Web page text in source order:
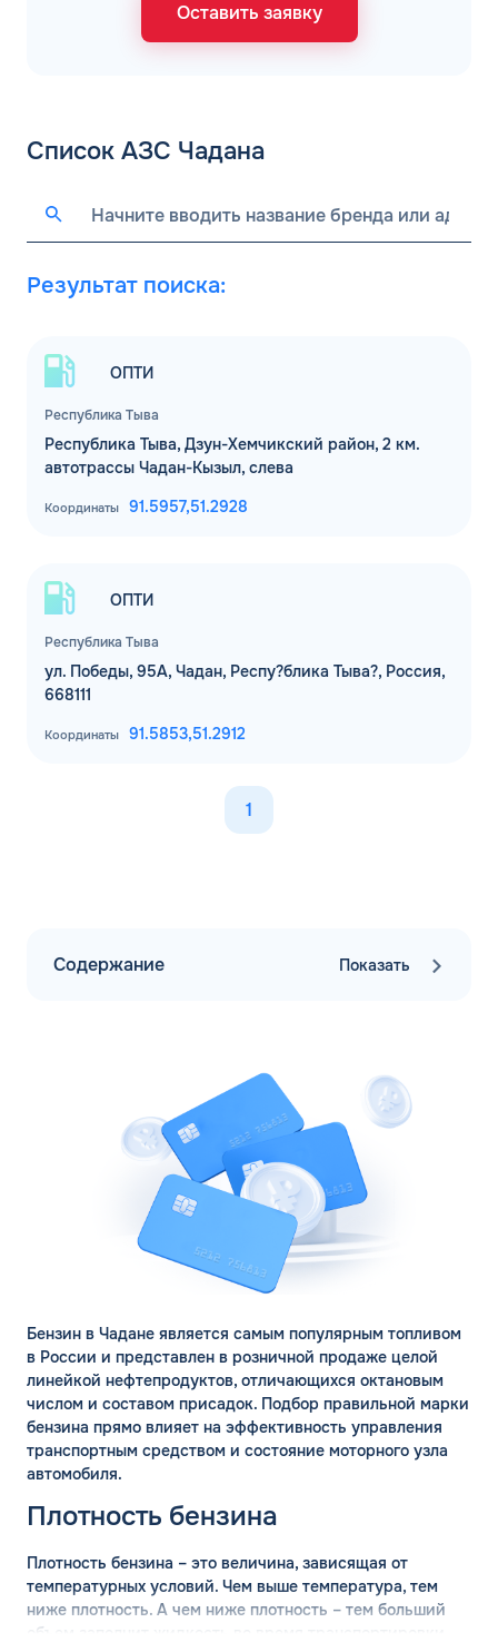
Оставить заявку
Список АЗС Чадана
Результат поиска:
Республика Тыва
ОПТИ
Республика Тыва, Дзун-Хемчикский район, 2 км.
автотрассы Чадан-Кызыл, слева
Координаты 91.5957,51.2928
Республика Тыва
ОПТИ
ул. Победы, 95А, Чадан, Респу?блика Тыва?, Россия,
668111
Координаты 91.5853,51.2912
1
Содержание Показать
Бензин в Чадане является самым популярным топливом
в России и представлен в розничной продаже целой
линейкой нефтепродуктов, отличающихся октановым
числом и составом присадок. Подбор правильной марки
бензина прямо влияет на эффективность управления
транспортным средством и состояние моторного узла
автомобиля.
Плотность бензина
Плотность бензина – это величина, зависящая от
температурных условий. Чем выше температура, тем
ниже плотность. А чем ниже плотность – тем больший
объем заполнит жидкость во время транспортировки.